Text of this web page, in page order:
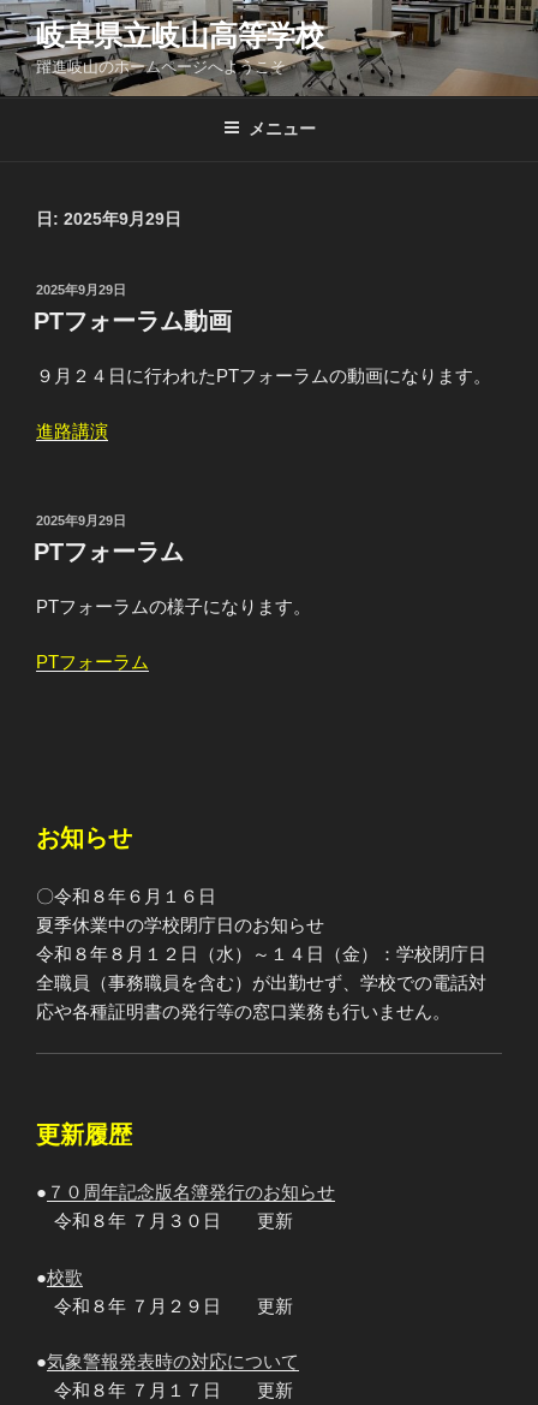
コ
ン
テ
ン
岐阜県立岐山高等学校
躍進岐山のホームページへようこそ
メニュー
日: 2025年9月29日
投
稿
日:
2025年9月29日
PTフォーラム動画
９月２４日に行われたPTフォーラムの動画になります。
進路講演
投
稿
日:
2025年9月29日
PTフォーラム
PTフォーラムの様子になります。
PTフォーラム
お知らせ
〇令和８年６月１６日
夏季休業中の学校閉庁日のお知らせ
令和８年８月１２日（水）～１４日（金）：学校閉庁日
全職員（事務職員を含む）が出勤せず、学校での電話対
応や各種証明書の発行等の窓口業務も行いません。
更新履歴
● ７０周年記念版名簿発行のお知らせ
令和８年 ７月３０日 更新
●校歌
令和８年 ７月２９日 更新
●気象警報発表時の対応について
令和８年 ７月１７日 更新